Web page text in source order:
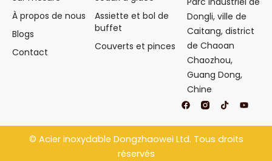
À propos de nous
Blogs
Contact
Assiette et bol de
buffet
Couverts et pinces
Dongli, ville de
Caitang, district
de Chaoan
Chaozhou,
Guang Dong,
Chine
F
a
e
b
o
T
i
t
o
k
Y
o
t
© Acier inoxydable Dongzhaowei Ltd. Tous droits
réservés